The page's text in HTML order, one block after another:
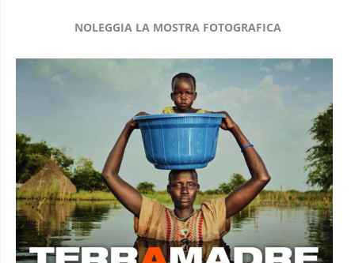
NOLEGGIA LA MOSTRA FOTOGRAFICA